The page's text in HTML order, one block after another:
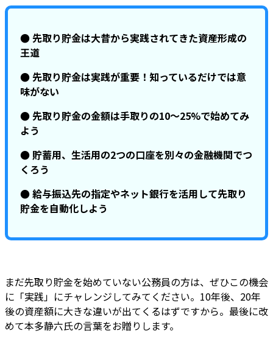
● 先取り貯金は大昔から実践されてきた資産形成の
王道
● 先取り貯金は実践が重要！知っているだけでは意
味がない
● 先取り貯金の金額は手取りの10～25%で始めてみ
よう
● 貯蓄用、生活用の2つの口座を別々の金融機関でつ
くろう
● 給与振込先の指定やネット銀行を活用して先取り
貯金を自動化しよう
まだ先取り貯金を始めていない公務員の方は、ぜひこの機会
に「実践」にチャレンジしてみてください。10年後、20年
後の資産額に大きな違いが出てくるはずですから。最後に改
めて本多静六氏の言葉をお贈りします。